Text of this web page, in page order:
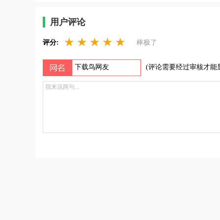
用户评论
评分: ★ ★ ★ ★ ★ 棒极了
(评论需要经过审核才能